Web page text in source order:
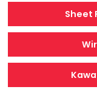
Sheet